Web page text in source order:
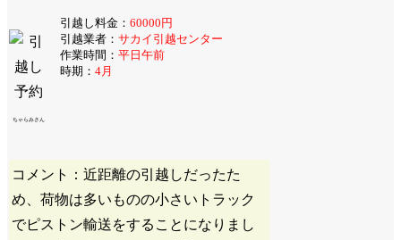
ちゃらみさん
引越し料金： 60000円
引越業者： サカイ引越センター
作業時間： 平日午前
時期： 4月
コメント：近距離の引越しだったた
め、荷物は多いものの小さいトラック
でピストン輸送をすることになりまし